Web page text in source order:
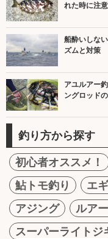
れた時に注
船酔いしな
ズムと対策
アユルアー
ングロッド
釣り方から探す
初心者オススメ！
鮎トモ釣り
エ
アジング
ルア
スーパーライトジ